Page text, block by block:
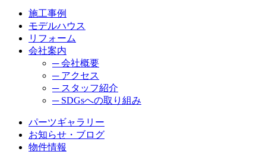
施工事例
モデルハウス
リフォーム
会社案内
─ 会社概要
─ アクセス
─ スタッフ紹介
─ SDGsへの取り組み
パーツギャラリー
お知らせ・ブログ
物件情報